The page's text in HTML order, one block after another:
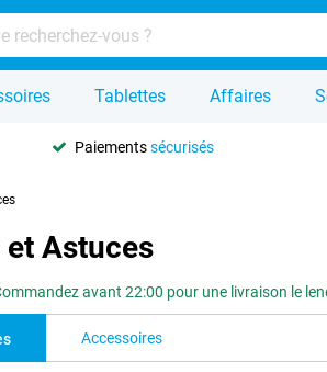
Tablettes Affaires
Paiementssécurisés
et Astuces
avant 22:00 pour une livraison le
Accessoires